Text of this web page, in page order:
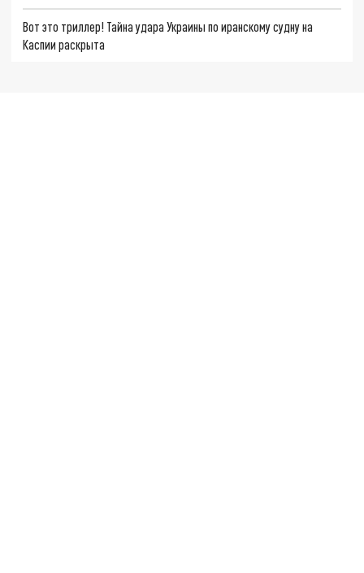
Вот это триллер! Тайна удара Украины по иранскому судну на
Каспии раскрыта